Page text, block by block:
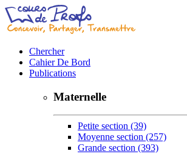
Chercher
Cahier De Bord
Publications
Maternelle
Petite section (39)
Moyenne section (257)
Grande section (393)